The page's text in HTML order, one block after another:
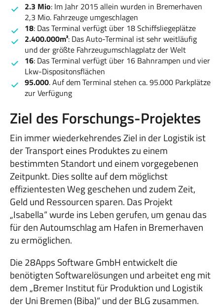
2.3 Mio: Im Jahr 2015 allein wurden in Bremerhaven
2,3 Mio. Fahrzeuge umgeschlagen
18: Das Terminal verfügt über 18 Schiffsliegeplätze
2.400.000m²: Das Auto-Terminal ist sehr weitläufig
und der größte Fahrzeugumschlagplatz der Welt
16: Das Terminal verfügt über 16 Bahnrampen und vier
Lkw-Dispositonsflächen
95.000. Auf dem Terminal stehen ca. 95.000 Parkplätze
zur Verfügung
Ziel des Forschungs-Projektes
Ein immer wiederkehrendes Ziel in der Logistik ist
der Transport eines Produktes zu einem
bestimmten Standort und einem vorgegebenen
Zeitpunkt. Dies sollte auf dem möglichst
effizientesten Weg geschehen und zudem Zeit,
Geld und Ressourcen sparen. Das Projekt
„Isabella“ wurde ins Leben gerufen, um genau das
für den Autoumschlag am Hafen in Bremerhaven
zu ermöglichen.
Die 28Apps Software GmbH entwickelt die
benötigten Softwarelösungen und arbeitet eng mit
dem „Bremer Institut für Produktion und Logistik
der Uni Bremen (Biba)“ und der BLG zusammen.